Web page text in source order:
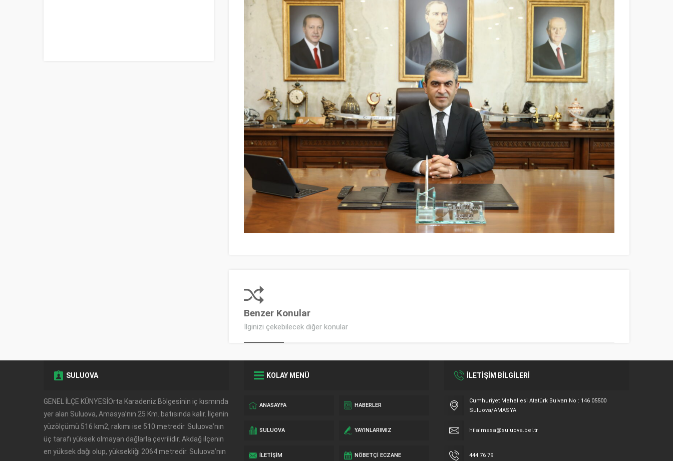
Benzer Konular
İlginizi çekebilecek diğer konular
SULUOVA
GENEL İLÇE KÜNYESİOrta Karadeniz Bölgesinin iç kısmında
yer alan Suluova, Amasya’nın 25 Km. batısında kalır. İlçenin
yüzölçümü 516 km2, rakımı ise 510 metredir. Suluova’nın
üç tarafı yüksek olmayan dağlarla çevrilidir. Akdağ ilçenin
en yüksek dağı olup, yüksekliği 2064 metredir. Suluova’nın
KOLAY MENÜ
ANASAYFA HABERLER
SULUOVA YAYINLARIMIZ
İLETIŞIM NÖBETÇI ECZANE
İLETİŞİM BİLGİLERİ
Cumhuriyet Mahallesi Atatürk Bulvarı No : 146 05500
Suluova/AMASYA
hilalmasa@suluova.bel.tr
444 76 79